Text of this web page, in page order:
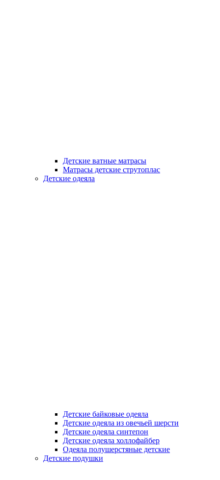
Детские ватные матрасы
Матрасы детские струтоплас
Детские одеяла
Детские байковые одеяла
Детские одеяла из овечьей шерсти
Детские одеяла синтепон
Детские одеяла холлофайбер
Одеяла полушерстяные детские
Детские подушки